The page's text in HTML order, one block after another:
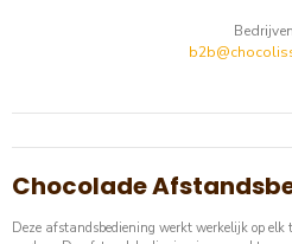
Chocolade
Deze afstandsbediening werkt werkelijk op elk